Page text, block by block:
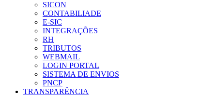
SICON
CONTABILIADE
E-SIC
INTEGRAÇÕES
RH
TRIBUTOS
WEBMAIL
LOGIN PORTAL
SISTEMA DE ENVIOS
PNCP
TRANSPARÊNCIA